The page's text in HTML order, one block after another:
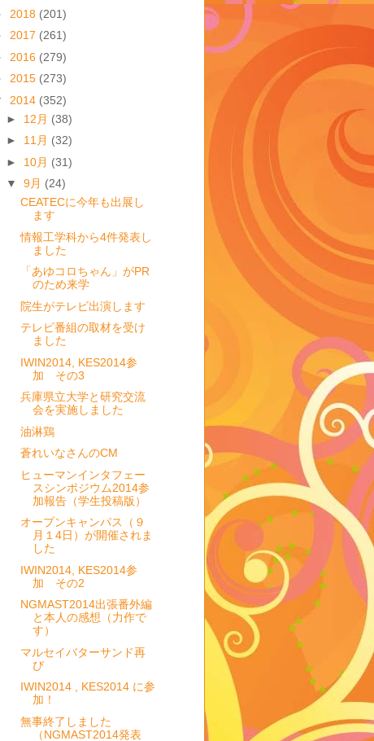
2018 (201)
2017 (261)
2016 (279)
2015 (273)
2014 (352)
► 12月 (38)
► 11月 (32)
► 10月 (31)
▼ 9月 (24)
CEATECに今年も出展し
ます
情報工学科から4件発表し
ました
「あゆコロちゃん」がPR
のため来学
院生がテレビ出演します
テレビ番組の取材を受け
ました
IWIN2014, KES2014参
加 その3
兵庫県立大学と研究交流
会を実施しました
油淋鶏
蒼れいなさんのCM
ヒューマンインタフェー
スシンポジウム2014参
加報告（学生投稿版）
オープンキャンパス（９
月１4日）が開催されま
した
IWIN2014, KES2014参
加 その2
NGMAST2014出張番外編
と本人の感想（力作で
す）
マルセイバターサンド再
び
IWIN2014 , KES2014 に参
加！
無事終了しました
（NGMAST2014発表